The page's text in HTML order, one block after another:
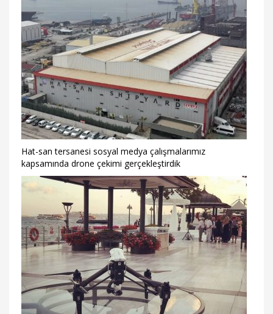
Hat-san tersanesi sosyal medya çalışmalarımız
kapsamında drone çekimi gerçekleştirdik